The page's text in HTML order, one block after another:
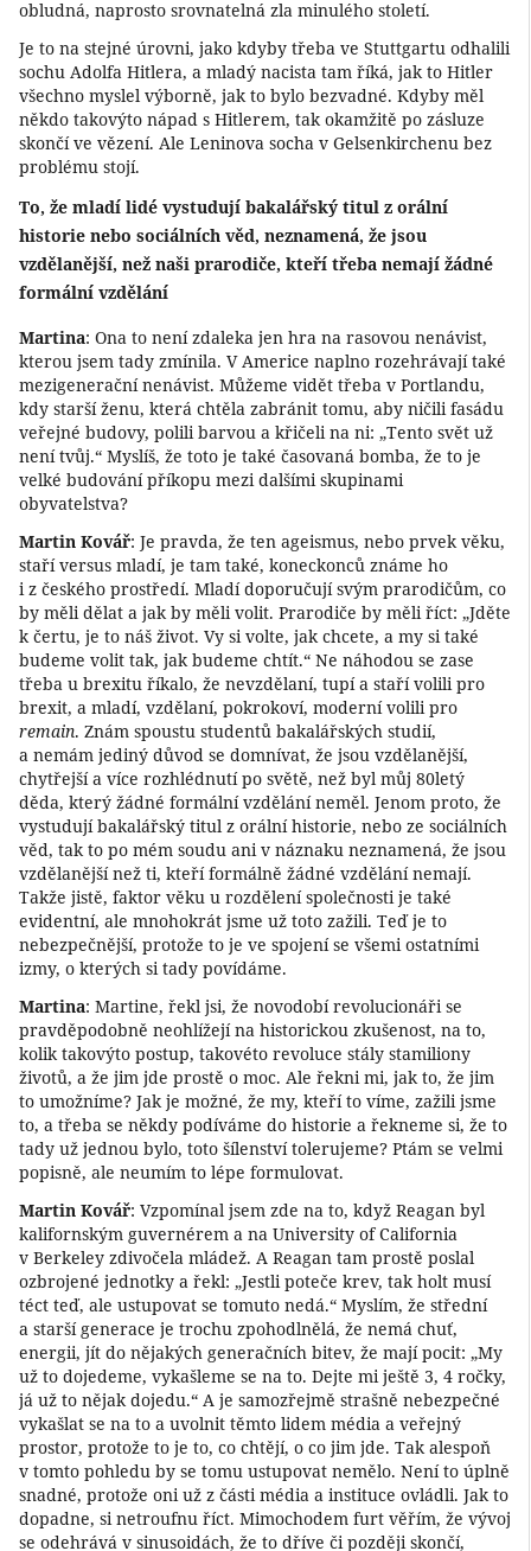
obludná, naprosto srovnatelná zla minulého století.
Je to na stejné úrovni, jako kdyby třeba ve Stuttgartu odhalili
sochu Adolfa Hitlera, a mladý nacista tam říká, jak to Hitler
všechno myslel výborně, jak to bylo bezvadné. Kdyby měl
někdo takovýto nápad s Hitlerem, tak okamžitě po zásluze
skončí ve vězení. Ale Leninova socha v Gelsenkirchenu bez
problému stojí.
To, že mladí lidé vystudují bakalářský titul z orální
historie nebo sociálních věd, neznamená, že jsou
vzdělanější, než naši prarodiče, kteří třeba nemají žádné
formální vzdělání
Martina: Ona to není zdaleka jen hra na rasovou nenávist,
kterou jsem tady zmínila. V Americe naplno rozehrávají také
mezigenerační nenávist. Můžeme vidět třeba v Portlandu,
kdy starší ženu, která chtěla zabránit tomu, aby ničili fasádu
veřejné budovy, polili barvou a křičeli na ni: „Tento svět už
není tvůj.“ Myslíš, že toto je také časovaná bomba, že to je
velké budování příkopu mezi dalšími skupinami
obyvatelstva?
Martin Kovář: Je pravda, že ten ageismus, nebo prvek věku,
staří versus mladí, je tam také, koneckonců známe ho
i z českého prostředí. Mladí doporučují svým prarodičům, co
by měli dělat a jak by měli volit. Prarodiče by měli říct: „Jděte
k čertu, je to náš život. Vy si volte, jak chcete, a my si také
budeme volit tak, jak budeme chtít.“ Ne náhodou se zase
třeba u brexitu říkalo, že nevzdělaní, tupí a staří volili pro
brexit, a mladí, vzdělaní, pokrokoví, moderní volili pro
remain. Znám spoustu studentů bakalářských studií,
a nemám jediný důvod se domnívat, že jsou vzdělanější,
chytřejší a více rozhlédnutí po světě, než byl můj 80letý
děda, který žádné formální vzdělání neměl. Jenom proto, že
vystudují bakalářský titul z orální historie, nebo ze sociálních
věd, tak to po mém soudu ani v náznaku neznamená, že jsou
vzdělanější než ti, kteří formálně žádné vzdělání nemají.
Takže jistě, faktor věku u rozdělení společnosti je také
evidentní, ale mnohokrát jsme už toto zažili. Teď je to
nebezpečnější, protože to je ve spojení se všemi ostatními
izmy, o kterých si tady povídáme.
Martina: Martine, řekl jsi, že novodobí revolucionáři se
pravděpodobně neohlížejí na historickou zkušenost, na to,
kolik takovýto postup, takovéto revoluce stály stamiliony
životů, a že jim jde prostě o moc. Ale řekni mi, jak to, že jim
to umožníme? Jak je možné, že my, kteří to víme, zažili jsme
to, a třeba se někdy podíváme do historie a řekneme si, že to
tady už jednou bylo, toto šílenství tolerujeme? Ptám se velmi
popisně, ale neumím to lépe formulovat.
Martin Kovář: Vzpomínal jsem zde na to, když Reagan byl
kalifornským guvernérem a na University of California
v Berkeley zdivočela mládež. A Reagan tam prostě poslal
ozbrojené jednotky a řekl: „Jestli poteče krev, tak holt musí
téct teď, ale ustupovat se tomuto nedá.“ Myslím, že střední
a starší generace je trochu zpohodlnělá, že nemá chuť,
energii, jít do nějakých generačních bitev, že mají pocit: „My
už to dojedeme, vykašleme se na to. Dejte mi ještě 3, 4 ročky,
já už to nějak dojedu.“ A je samozřejmě strašně nebezpečné
vykašlat se na to a uvolnit těmto lidem média a veřejný
prostor, protože to je to, co chtějí, o co jim jde. Tak alespoň
v tomto pohledu by se tomu ustupovat nemělo. Není to úplně
snadné, protože oni už z části média a instituce ovládli. Jak to
dopadne, si netroufnu říct. Mimochodem furt věřím, že vývoj
se odehrává v sinusoidách, že to dříve či později skončí,